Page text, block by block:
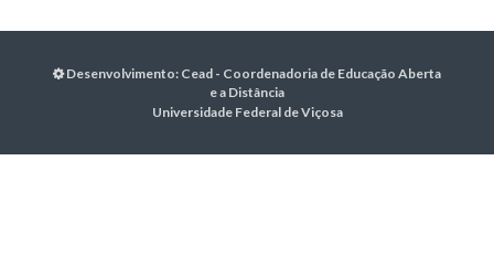
Desenvolvimento: Cead - Coordenadoria de Educação Aberta
e a Distância
Universidade Federal de Viçosa